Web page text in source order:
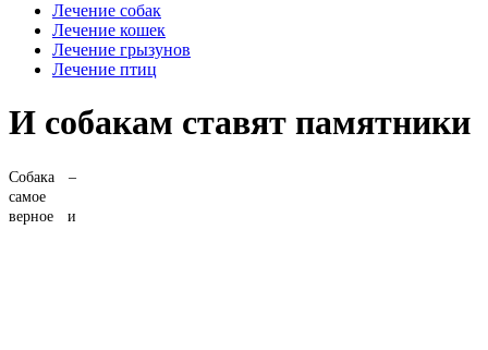
Лечение собак
Лечение кошек
Лечение грызунов
Лечение птиц
И собакам ставят памятники
Собака –
самое
верное и